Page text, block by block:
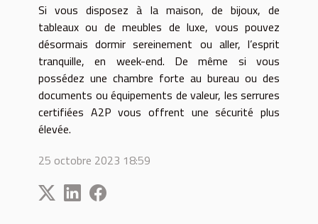
Si vous disposez à la maison, de bijoux, de
tableaux ou de meubles de luxe, vous pouvez
désormais dormir sereinement ou aller, l’esprit
tranquille, en week-end. De même si vous
possédez une chambre forte au bureau ou des
documents ou équipements de valeur, les serrures
certifiées A2P vous offrent une sécurité plus
élevée.
25 octobre 2023 18:59